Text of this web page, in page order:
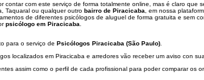
contar com este serviço de forma totalmente online, mas é claro
Taquaral ou qualquer outro bairro de Piracicaba , em nossa
de diferentes psicólogos de aluguel de forma gratuita e sem
psicólogo em Piracicaba
para o serviço de Psicólogos Piracicaba (São Paulo)
localizados em Piracicaba e arredores vão receber um aviso con
assim como o perfil de cada profissional para poder comparar os